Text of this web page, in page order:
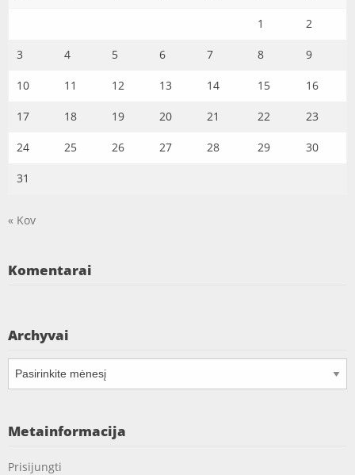
1 2
3 4 5 6 7 8 9
10 11 12 13 14 15 16
17 18 19 20 21 22 23
24 25 26 27 28 29 30
31
« Kov
Komentarai
Archyvai
Archyvai
Metainformacija
Prisijungti